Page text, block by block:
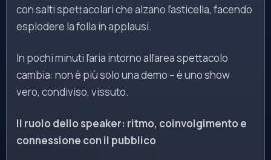
con salti spettacolari che alzano l’asticella, facendo
esplodere la folla in applausi.
In pochi minuti l’aria intorno all’area spettacolo
cambia: non è più solo una demo – è uno show
vero, condiviso, vissuto.
Il ruolo dello speaker: ritmo, coinvolgimento e
connessione con il pubblico